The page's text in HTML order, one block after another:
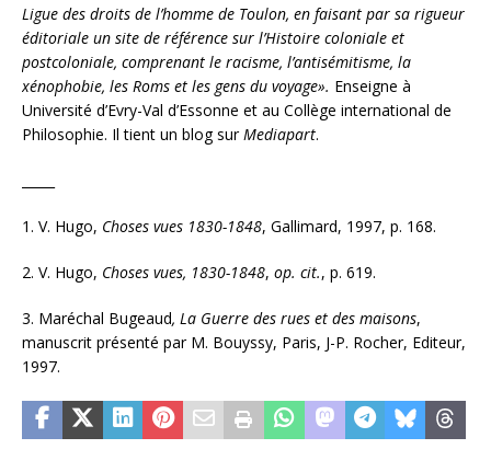
Ligue des droits de l’homme de Toulon, en faisant par sa rigueur
éditoriale un site de référence sur l’Histoire coloniale et
postcoloniale, comprenant le racisme, l’antisémitisme, la
xénophobie, les Roms et les gens du voyage». Enseigne à
Université d’Evry-Val d’Essonne et au Collège international de
Philosophie. Il tient un blog surMediapart.
1. V. Hugo, Choses vues 1830-1848, Gallimard, 1997, p. 168.
2. V. Hugo, Choses vues, 1830-1848, op. cit., p. 619.
3. Maréchal Bugeaud, La Guerre des rues et des maisons,
manuscrit présenté par M. Bouyssy, Paris, J-P. Rocher, Editeur,
1997.